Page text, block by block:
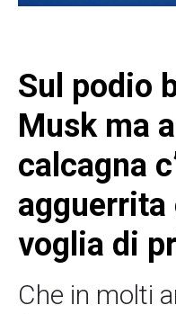
Sul podio
Musk ma
calcagna
agguerrita
voglia di
Che in molti